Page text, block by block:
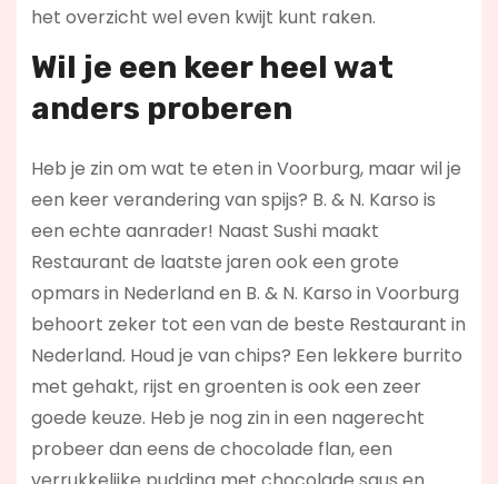
het overzicht wel even kwijt kunt raken.
Wil je een keer heel wat
anders proberen
Heb je zin om wat te eten in Voorburg, maar wil je
een keer verandering van spijs? B. & N. Karso is
een echte aanrader! Naast Sushi maakt
Restaurant de laatste jaren ook een grote
opmars in Nederland en B. & N. Karso in Voorburg
behoort zeker tot een van de beste Restaurant in
Nederland. Houd je van chips? Een lekkere burrito
met gehakt, rijst en groenten is ook een zeer
goede keuze. Heb je nog zin in een nagerecht
probeer dan eens de chocolade flan, een